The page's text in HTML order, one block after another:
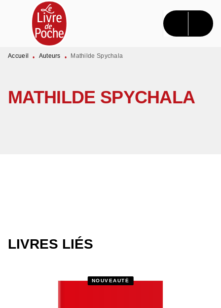
MENU RECHERCHE CONTENU
PIED DE PAGE
Accueil • Auteurs • Mathilde Spychala
MATHILDE SPYCHALA
LIVRES LIÉS
NOUVEAUTÉ